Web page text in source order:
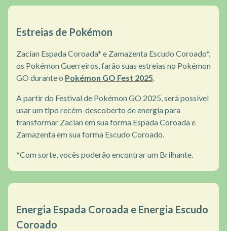
Estreias de Pokémon
Zacian Espada Coroada* e Zamazenta Escudo Coroado*,
os Pokémon Guerreiros, farão suas estreias no Pokémon
GO durante o Pokémon GO Fest 2025.
A partir do Festival de Pokémon GO 2025, será possível
usar um tipo recém-descoberto de energia para
transformar Zacian em sua forma Espada Coroada e
Zamazenta em sua forma Escudo Coroado.
*Com sorte, vocês poderão encontrar um Brilhante.
Energia Espada Coroada e Energia Escudo
Coroado